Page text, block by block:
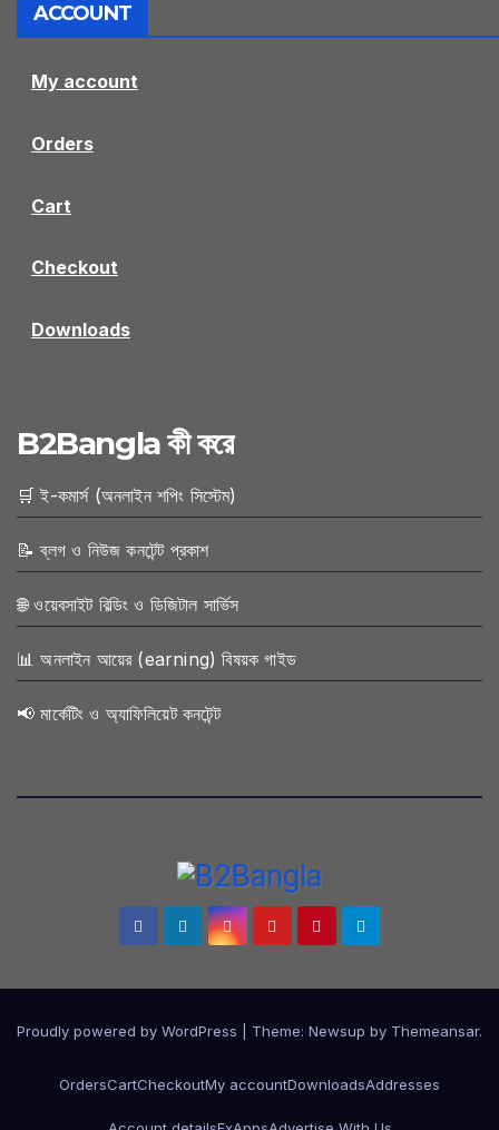
ACCOUNT
My account
Orders
Cart
Checkout
Downloads
B2Bangla কী করে
🛒 ই-কমার্স (অনলাইন শপিং সিস্টেম)
📝 ব্লগ ও নিউজ কনটেন্ট প্রকাশ
🌐 ওয়েবসাইট বিল্ডিং ও ডিজিটাল সার্ভিস
📊 অনলাইন আয়ের (earning) বিষয়ক গাইড
📢 মার্কেটিং ও অ্যাফিলিয়েট কনটেন্ট
Proudly powered by WordPress Theme: Newsup by Themeansar.
OrdersCartCheckoutMy accountDownloadsAddresses